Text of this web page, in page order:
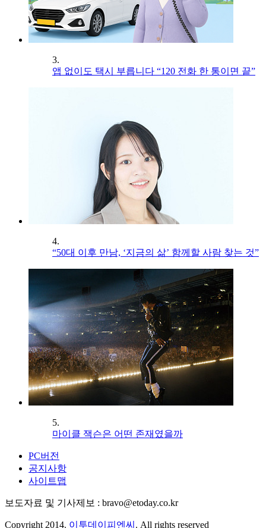
3.
앱 없이도 택시 부릅니다 “120 전화 한 통이면 끝”
4.
“50대 이후 만남, ‘지금의 삶’ 함께할 사람 찾는 것”
5.
마이클 잭슨은 어떤 존재였을까
PC버전
공지사항
사이트맵
보도자료 및 기사제보 : bravo@etoday.co.kr
Copyright 2014. 이투데이피엔씨 . All rights reserved